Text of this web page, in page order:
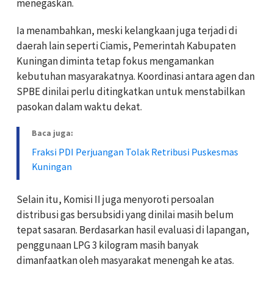
menegaskan.
Ia menambahkan, meski kelangkaan juga terjadi di
daerah lain seperti Ciamis, Pemerintah Kabupaten
Kuningan diminta tetap fokus mengamankan
kebutuhan masyarakatnya. Koordinasi antara agen dan
SPBE dinilai perlu ditingkatkan untuk menstabilkan
pasokan dalam waktu dekat.
Baca juga:
Fraksi PDI Perjuangan Tolak Retribusi Puskesmas
Kuningan
Selain itu, Komisi II juga menyoroti persoalan
distribusi gas bersubsidi yang dinilai masih belum
tepat sasaran. Berdasarkan hasil evaluasi di lapangan,
penggunaan LPG 3 kilogram masih banyak
dimanfaatkan oleh masyarakat menengah ke atas.